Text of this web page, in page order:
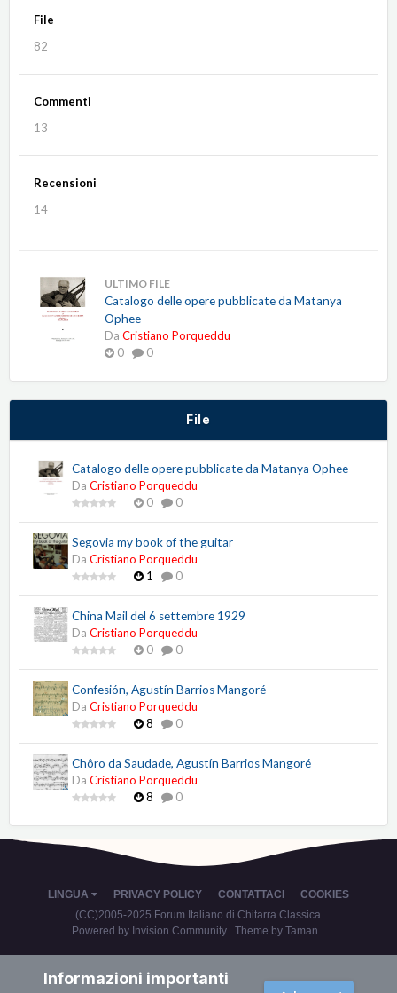
File
82
Commenti
13
Recensioni
14
ULTIMO FILE
Catalogo delle opere pubblicate da Matanya
Ophee
Da Cristiano Porqueddu
0
0
File
Catalogo delle opere pubblicate da Matanya Ophee
Da Cristiano Porqueddu
0
0
Segovia my book of the guitar
Da Cristiano Porqueddu
1
0
China Mail del 6 settembre 1929
Da Cristiano Porqueddu
0
0
Confesión, Agustín Barrios Mangoré
Da Cristiano Porqueddu
8
0
Chôro da Saudade, Agustín Barrios Mangoré
Da Cristiano Porqueddu
8
0
LINGUA PRIVACY POLICY CONTATTACI
COOKIES
(CC)2005-2025 Forum Italiano di Chitarra Classica
Powered by Invision Community
Theme by Taman.
Informazioni importanti